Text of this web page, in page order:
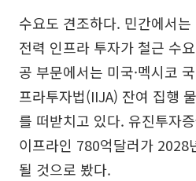
수요도 견조하다. 민간에서
전력 인프라 투자가 철근 수
공 부문에서는 미국·멕시코
프라투자법(IIJA) 잔여 집행
를 떠받치고 있다. 유진투자
이프라인 780억달러가 2028
될 것으로 봤다.